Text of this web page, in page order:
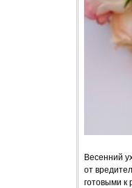
Весенний
от
готовыми к